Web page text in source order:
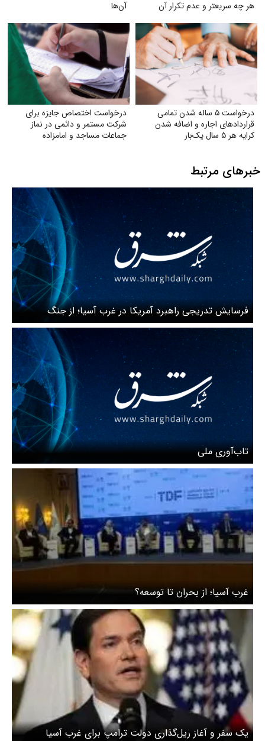
هر چه سریعتر و عدم تکرار آن
آن‌ها
درخواست ۵ ساله شدن تمامی
قراردادهای اجاره و اضافه شدن
کرایه هر ۵ سال یک‌بار
درخواست اختصاص جایزه برای
شرکت مستمر و دائمی در نماز
جماعات مساجد و امامزاده
خبرهای مرتبط
فرسایش تدریجی راهبرد آمریکا در غرب آسیا؛ از جنگ
روایت‌ها تا محدودیت‌های میدانی
تاب‌آوری ملی
غرب آسیا؛ از بحران تا توسعه؟
یک سفر و آغاز ریل‌گذاری دولت ترامپ برای غرب آسیا